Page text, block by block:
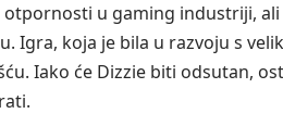
otpornosti u gaming industriji,
Igra, koja je bila u razvoju s
Iako će Dizzie biti odsutan,